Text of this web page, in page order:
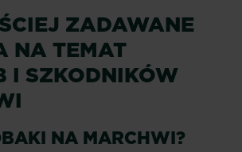
ZADAWANE
NA TEMAT
I SZKODNIKÓW
NA MARCHWI?